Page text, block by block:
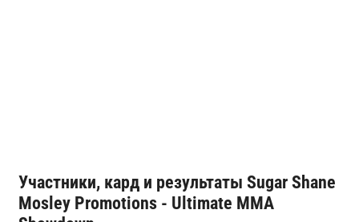
Участники, кард и результаты Sugar Shane
Mosley Promotions - Ultimate MMA